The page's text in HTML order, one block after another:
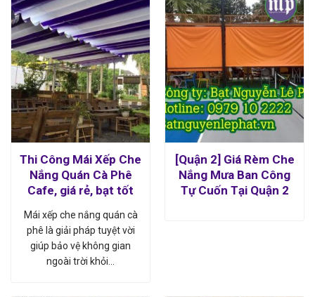
Thi Công Mái Xếp Che
Nắng Quán Cà Phê
Cafe, giá rẻ, bạt tốt
Mái xếp che nắng quán cà
phê là giải pháp tuyệt vời
giúp bảo vệ không gian
ngoài trời khỏi…
[Quận 2] Giá Rèm Che
Nắng Mưa Ban Công
Tự Cuốn Tại Quận 2